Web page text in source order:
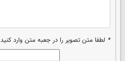
* لطفا متن تصویر را در جعبه متن وارد کنید